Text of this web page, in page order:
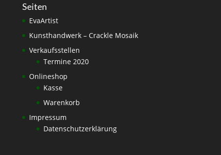
Seiten
EvaArtist
Kunsthandwerk – Crackle Mosaik
Verkaufsstellen
Termine 2020
Onlineshop
Kasse
Warenkorb
Impressum
Datenschutzerklärung